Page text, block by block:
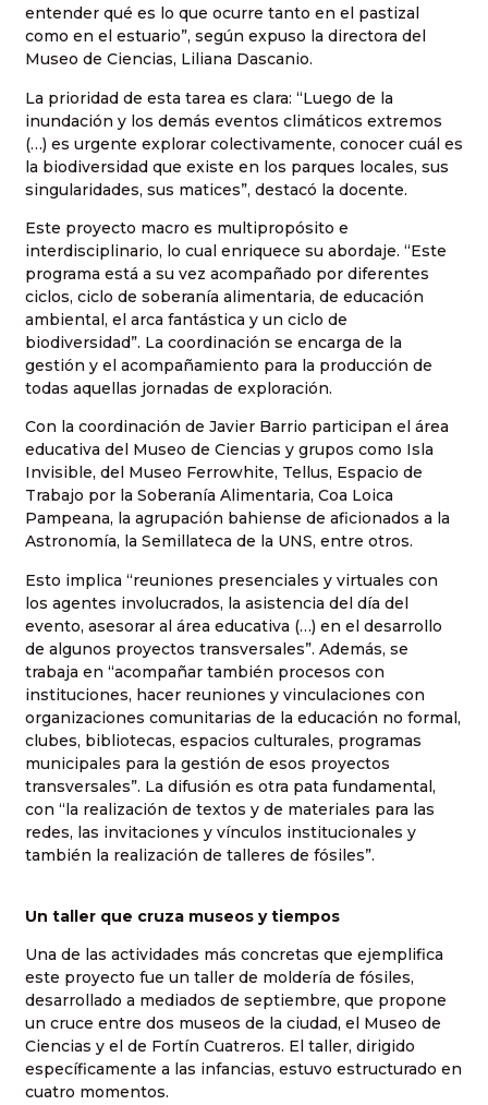
entender qué es lo que ocurre tanto en el pastizal
como en el estuario”, según expuso la directora del
Museo de Ciencias, Liliana Dascanio.
La prioridad de esta tarea es clara: “Luego de la
inundación y los demás eventos climáticos extremos
(…) es urgente explorar colectivamente, conocer cuál es
la biodiversidad que existe en los parques locales, sus
singularidades, sus matices”, destacó la docente.
Este proyecto macro es multipropósito e
interdisciplinario, lo cual enriquece su abordaje. “Este
programa está a su vez acompañado por diferentes
ciclos, ciclo de soberanía alimentaria, de educación
ambiental, el arca fantástica y un ciclo de
biodiversidad”. La coordinación se encarga de la
gestión y el acompañamiento para la producción de
todas aquellas jornadas de exploración.
Con la coordinación de Javier Barrio participan el área
educativa del Museo de Ciencias y grupos como Isla
Invisible, del Museo Ferrowhite, Tellus, Espacio de
Trabajo por la Soberanía Alimentaria, Coa Loica
Pampeana, la agrupación bahiense de aficionados a la
Astronomía, la Semillateca de la UNS, entre otros.
Esto implica “reuniones presenciales y virtuales con
los agentes involucrados, la asistencia del día del
evento, asesorar al área educativa (…) en el desarrollo
de algunos proyectos transversales”. Además, se
trabaja en “acompañar también procesos con
instituciones, hacer reuniones y vinculaciones con
organizaciones comunitarias de la educación no formal,
clubes, bibliotecas, espacios culturales, programas
municipales para la gestión de esos proyectos
transversales”. La difusión es otra pata fundamental,
con “la realización de textos y de materiales para las
redes, las invitaciones y vínculos institucionales y
también la realización de talleres de fósiles”.
Un taller que cruza museos y tiempos
Una de las actividades más concretas que ejemplifica
este proyecto fue un taller de moldería de fósiles,
desarrollado a mediados de septiembre, que propone
un cruce entre dos museos de la ciudad, el Museo de
Ciencias y el de Fortín Cuatreros. El taller, dirigido
específicamente a las infancias, estuvo estructurado en
cuatro momentos.